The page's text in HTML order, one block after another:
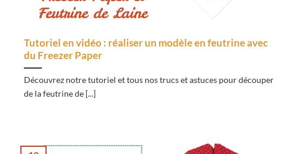
Tutoriel en vidéo : réaliser un modèle en feutrine avec
du Freezer Paper
Découvrez notre tutoriel et tous nos trucs et astuces pour découper
de la feutrine de [...]